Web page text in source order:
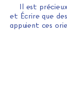
Il est
et Écrire que
appuient ces